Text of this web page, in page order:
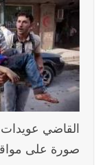
أخبار العالم
وإعلام إيراني:
القاضي عويدات
صورة على